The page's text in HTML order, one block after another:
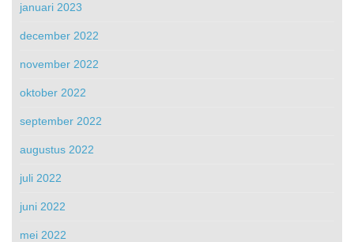
januari 2023
december 2022
november 2022
oktober 2022
september 2022
augustus 2022
juli 2022
juni 2022
mei 2022